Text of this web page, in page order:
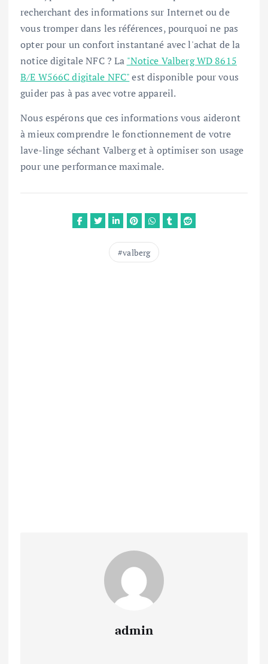
recherchant des informations sur Internet ou de
vous tromper dans les références, pourquoi ne pas
opter pour un confort instantané avec l'achat de la
notice digitale NFC ? La "Notice Valberg WD 8615
B/E W566C digitale NFC"est disponible pour vous
guider pas à pas avec votre appareil.
Nous espérons que ces informations vous aideront
à mieux comprendre le fonctionnement de votre
lave-linge séchant Valberg et à optimiser son usage
pour une performance maximale.
valberg
admin